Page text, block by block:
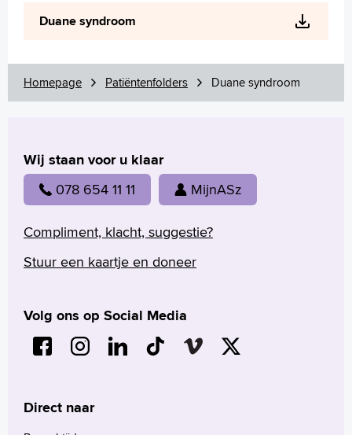
Language
Zoeken
Français
Polski
Türkçe
Arabisch
Duane syndroom
Homepage Patiëntenfolders Duane syndroom
Wij staan voor u klaar
078 654 11 11 MijnASz
Compliment, klacht, suggestie?
Stuur een kaartje en doneer
Volg ons op Social Media
Direct naar